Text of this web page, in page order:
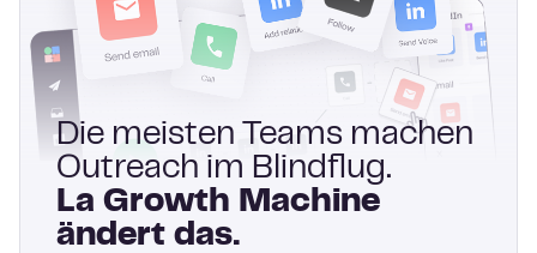
Die meisten Teams machen
Outreach im Blindflug.
La Growth Machine
ändert das.